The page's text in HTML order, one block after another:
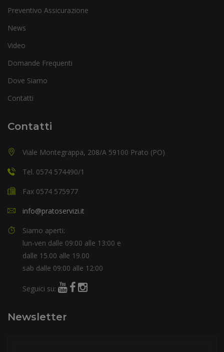
Preventivo Assicurazione
News
Video
Domande Frequenti
Dove Siamo
Contatti
Contatti
Viale Montegrappa, 208/A 59100 Prato (PO)
Tel. 0574 574490/1
Fax 0574 575977
info@pratoservizi.it
Siamo aperti:
lun-ven dalle 09:00 alle 13:00 e
dalle 15.00 alle 19.00
sab dalle 09:00 alle 12:00
Seguici su:
Newsletter